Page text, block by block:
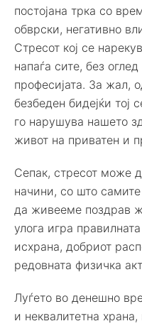
постојана трка со
обврски, негативно
Стресот кој се
напаѓа сите, без
професијата. За жал,
безбеден бидејќи тој
го нарушува нашето
живот на приватен и
Сепак, стресот може
начини, со што
да живееме поздрав
улога игра
исхрана, добриот
редовната физичка
Луѓето во денешно
и неквалитетна